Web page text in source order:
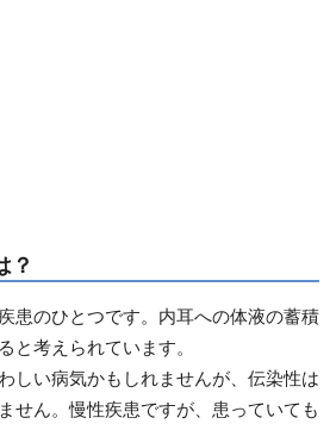
？
患のひとつです。内耳への体液の蓄積
と考えられています。
しい病気かもしれませんが、伝染性は
せん。慢性疾患ですが、患っていても